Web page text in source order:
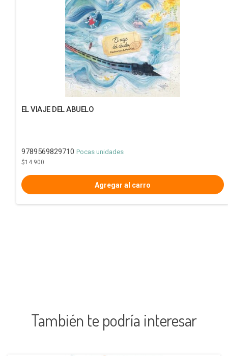
EL VIAJE DEL ABUELO
9789569829710 Pocas unidades
$14.900
También te podría interesar